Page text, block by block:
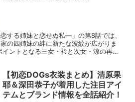
する姉妹と恋せぬ私―」の第8話では、
の四姉妹の絆に新たな波紋が広がりま
ントとなる三女・衿と次女・涼の再会
【初恋DOGs衣装まとめ】清原果
耶＆深田恭子が着用した注目アイ
テムとブランド情報を全話紹介！